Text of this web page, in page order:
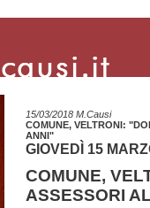
15/03/2018 M.Causi
COMUNE, VELTRONI:
ANNI"
GIOVEDÌ 15
COMUNE,
ASSESSORI